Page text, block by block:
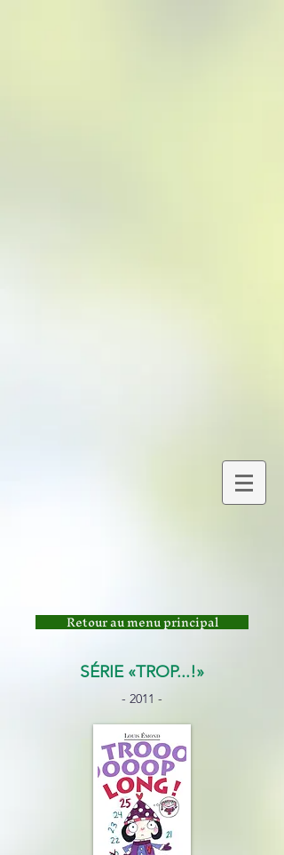
Retour au menu principal
SÉRIE «TROP...!»
- 2011 -